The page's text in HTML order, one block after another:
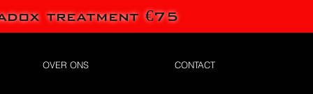
treatment €75
OVER ONS CONTACT